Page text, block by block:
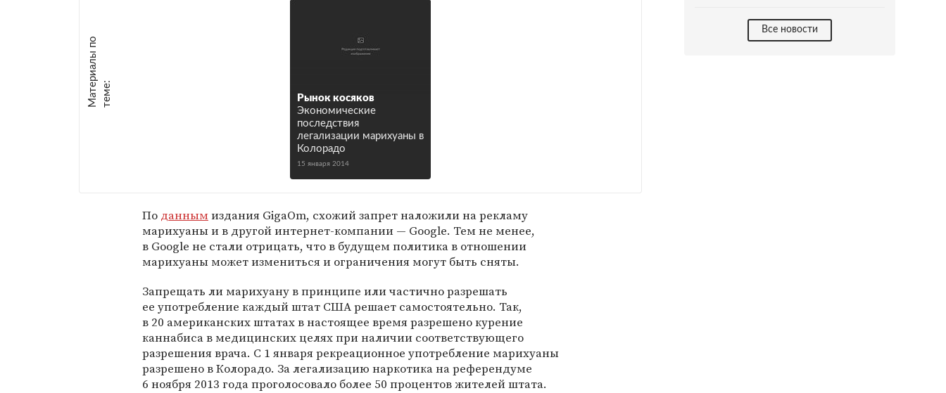
М
а
т е
р
и
а
л
ы
п
о
т
е
м
е :
Рынок косяков
Экономические
последствия
легализации марихуаны в
Колорадо
15 января 2014
По даннымиздания GigaOm, схожий запрет наложили на рекламу
марихуаны и в другой интернет-компании — Google. Тем не менее,
в Google не стали отрицать, что в будущем политика в отношении
марихуаны может измениться и ограничения могут быть сняты.
Запрещать ли марихуану в принципе или частично разрешать
ее употребление каждый штат США решает самостоятельно. Так,
в 20 американских штатах в настоящее время разрешено курение
каннабиса в медицинских целях при наличии соответствующего
разрешения врача. С 1 января рекреационное употребление марихуаны
разрешено в Колорадо. За легализацию наркотика на референдуме
6 ноября 2013 года проголосовало более 50 процентов жителей штата.
Все новости